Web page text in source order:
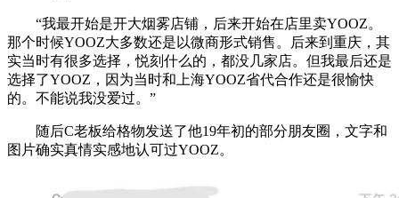
“我最开始是开大烟雾店铺，后来开始在店里卖YOOZ。
那个时候YOOZ大多数还是以微商形式销售。后来到重庆，其
实当时有很多选择，悦刻什么的，都没几家店。但我最后还是
选择了YOOZ，因为当时和上海YOOZ省代合作还是很愉快
的。不能说我没爱过。”
随后C老板给格物发送了他19年初的部分朋友圈，文字和
图片确实真情实感地认可过YOOZ。